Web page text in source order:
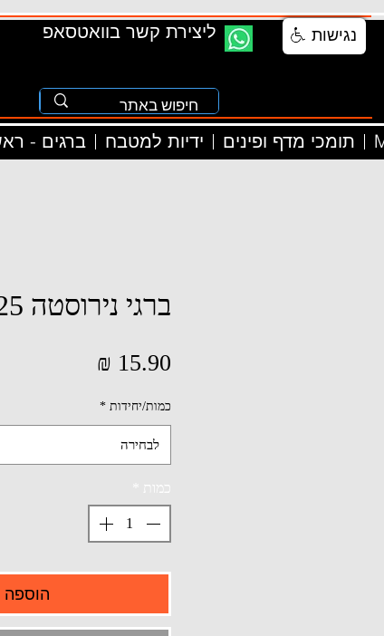
ליצירת קשר בוואטסאפ
ברגים - ידיות למטבח תומכי מדף ופינים
ברגי נירוסטה 25*3
כמות/יחידות *
לבחירה
כמות
נגישות